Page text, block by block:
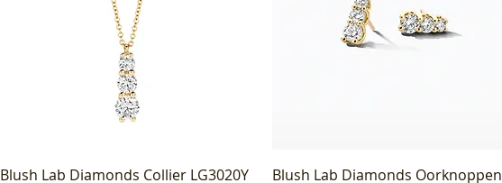
Blush Lab Diamonds Collier LG3020Y
Blush Lab Diamonds Oorknoppen